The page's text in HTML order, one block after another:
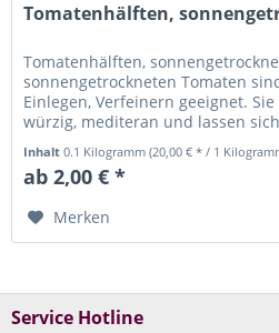
Tomatenhälften,
Tomatenhälften,
sonnengetrockneten Tomaten
Einlegen, Verfeinern geeignet.
würzig, mediteran und lassen
Inhalt0.1 Kilogramm(20,00 € * / 1
ab 2,00 € *
Merken
Service Hotline